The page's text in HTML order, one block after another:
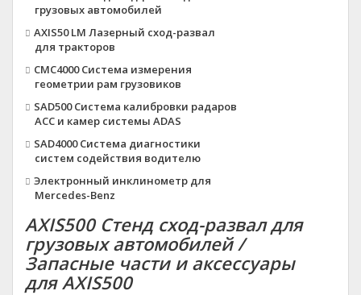
грузовых автомобилей
AXIS50 LM Лазерный сход-развал
для тракторов
CMC4000 Система измерения
геометрии рам грузовиков
SAD500 Система калибровки радаров
ACC и камер системы ADAS
SAD4000 Система диагностики
систем содействия водителю
Электронный инклинометр для
Mercedes-Benz
AXIS500 Стенд сход-развал для
грузовых автомобилей /
Запасные части и аксессуары
для AXIS500